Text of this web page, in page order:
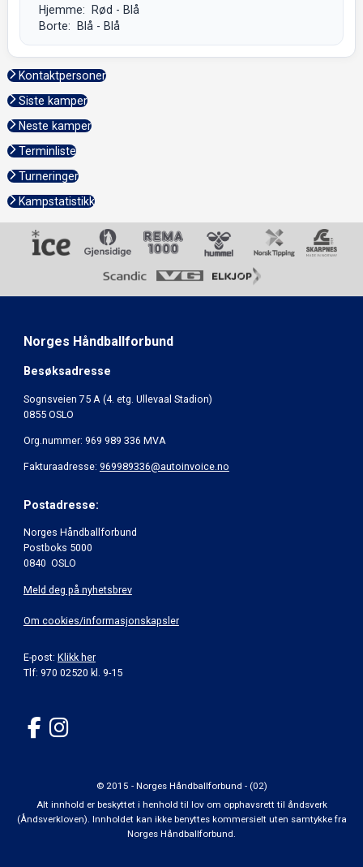
Hjemme: Rød - Blå
Borte: Blå - Blå
Kontaktpersoner
Siste kamper
Neste kamper
Terminliste
Turneringer
Kampstatistikk
Norges Håndballforbund
Besøksadresse
Sognsveien 75 A (4. etg. Ullevaal Stadion)
0855 OSLO
Org.nummer: 969 989 336 MVA
Fakturaadresse: 969989336@autoinvoice.no
Postadresse:
Norges Håndballforbund
Postboks 5000
0840 OSLO
Meld deg på nyhetsbrev
Om cookies/informasjonskapsler
E-post: Klikk her
Tlf: 970 02520 kl. 9-15
© 2015 - Norges Håndballforbund - (02)
Alt innhold er beskyttet i henhold til lov om opphavsrett til åndsverk
(Åndsverkloven). Innholdet kan ikke benyttes kommersielt uten samtykke fra
Norges Håndballforbund.